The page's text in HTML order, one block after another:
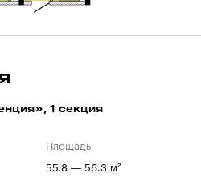
1 секция
Площадь
55.8 — 56.3 м²